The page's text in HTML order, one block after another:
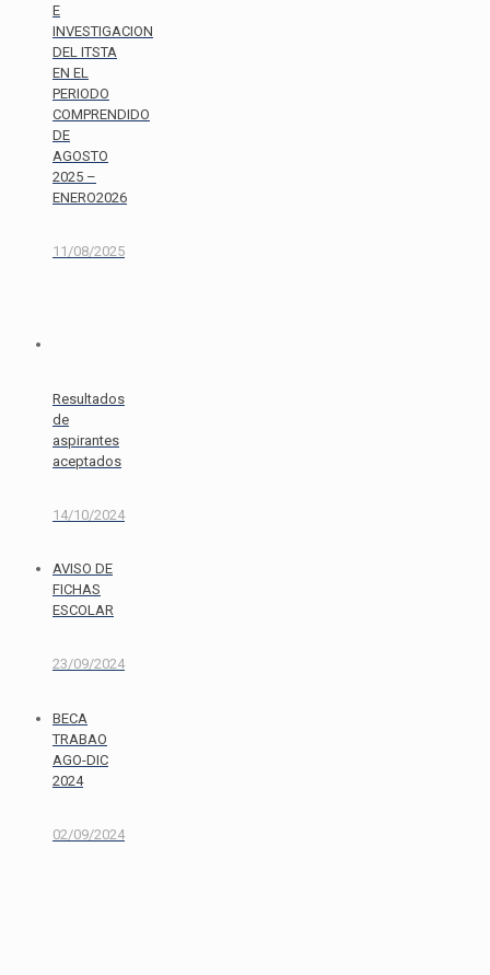
E
INVESTIGACION
DEL ITSTA
EN EL
PERIODO
COMPRENDIDO
DE
AGOSTO
2025 –
ENERO2026
11/08/2025
Resultados
de
aspirantes
aceptados
14/10/2024
AVISO DE
FICHAS
ESCOLAR
23/09/2024
BECA
TRABAO
AGO-DIC
2024
02/09/2024